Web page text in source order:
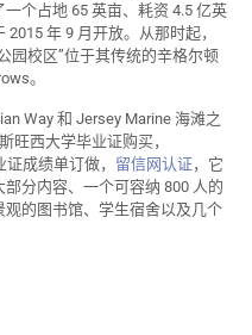
个占地 65 英亩、耗资 4.5 亿英
年 9 月开放。从那时起，
园校区”位于其传统的辛格尔顿
。
Way 和 Jersey Marine 海滩之
旺西大学毕业证购买，
成绩单订做， 留信网认证，它
分内容、一个可容纳 800 人的
的图书馆、学生宿舍以及几个